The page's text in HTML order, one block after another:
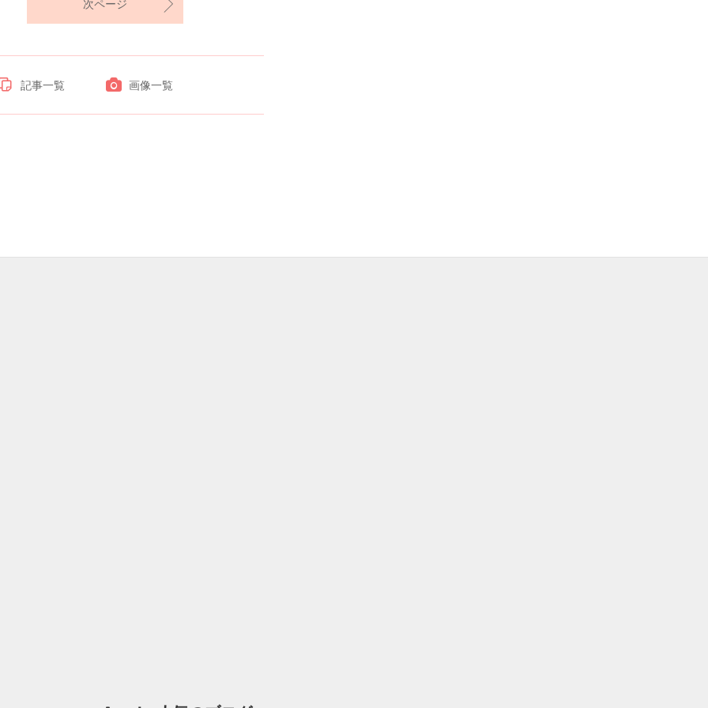
次ページ
記事一覧 画像一覧